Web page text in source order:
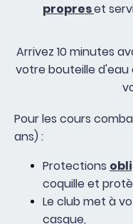
propreset
Arrivez 10 minutes
votre bouteille d'eau
Pour les cours
ans) :
Protections
coquille et
Le club met à
casque,